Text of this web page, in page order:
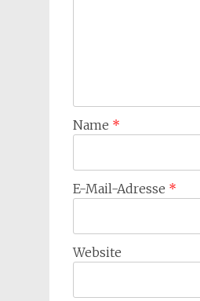
Name *
E-Mail-Adresse *
Website